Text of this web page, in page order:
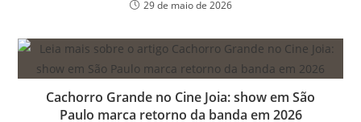
29 de maio de 2026
Cachorro Grande no Cine Joia: show em São
Paulo marca retorno da banda em 2026